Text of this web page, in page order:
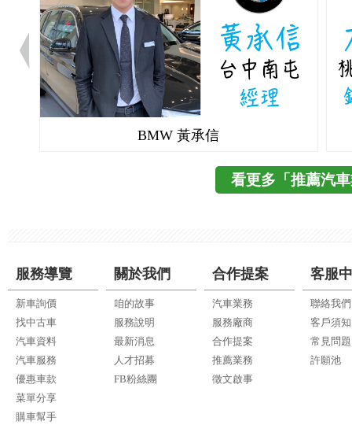
BMW 黃承信
看更多「推薦汽
服務導覽
新車詢價
找中古車
汽車資料
汽車服務
優惠車款
菜單分享
購車幫手
關於我們
咱的故事
服務說明
最新消息
人才招募
FB粉絲團
合作提案
汽車業務
服務廠商
合作提案
推薦業務
徵文啟事
客服
聯絡我們
客戶須知
常見問題
許願池